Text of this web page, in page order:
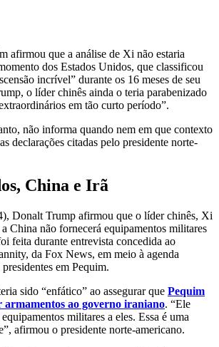
afirmou que a análise de Xi não estaria
dos Estados Unidos, que classificou
incrível” durante os 16 meses de seu
o líder chinês ainda o teria parabenizado
em tão curto período”.
não informa quando nem em que contexto
declarações citadas pelo presidente norte-
China e Irã
Donalt Trump afirmou que o líder chinês, Xi
China não fornecerá equipamentos militares
feita durante entrevista concedida ao
da Fox News, em meio à agenda
em Pequim.
sido “enfático” ao assegurar que Pequim
armamentos ao governo iraniano. “Ele
militares a eles. Essa é uma
afirmou o presidente norte-americano.